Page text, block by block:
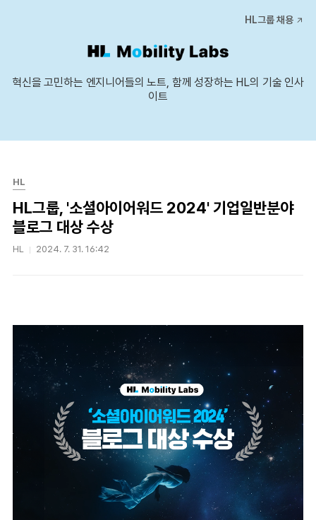
HL그룹 채용
혁신을 고민하는 엔지니어들의 노트, 함께 성장하는 HL의 기술 인사
이트
HL
HL그룹, '소셜아이어워드 2024' 기업일반분야
블로그 대상 수상
HL 2024. 7. 31. 16:42